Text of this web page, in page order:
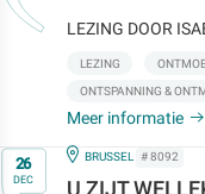
LEZING DOOR
LEZING
ONTSPANNING &
Meer informatie
Op26
DEC
IN
BRUSSEL # 8092
U ZIJT